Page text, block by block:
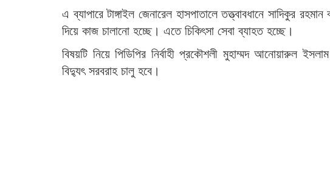
এ ব্যাপারে টাঙ্গাইল জেনারেল হাসপাতালে তত্ত্বাবধানে সাদিকুর
দিয়ে কাজ চালানো হচ্ছে। এতে চিকিৎসা সেবা ব্যাহত হচ্ছে।
বিষয়টি নিয়ে পিডিপির নির্বাহী প্রকৌশলী মুহাম্মদ আনোয়ারুল
বিদ্যুৎ সরবরাহ চালু হবে।